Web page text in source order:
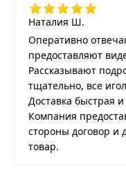
Наталия Ш.
Оперативно
предоставляют
Рассказывают
тщательно, все
Доставка быстрая
Компания
стороны договор и
товар.